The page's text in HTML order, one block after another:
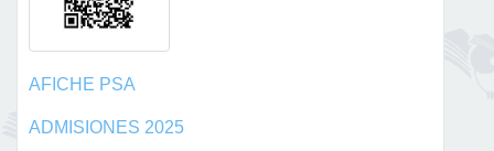
AFICHE PSA
ADMISIONES 2025